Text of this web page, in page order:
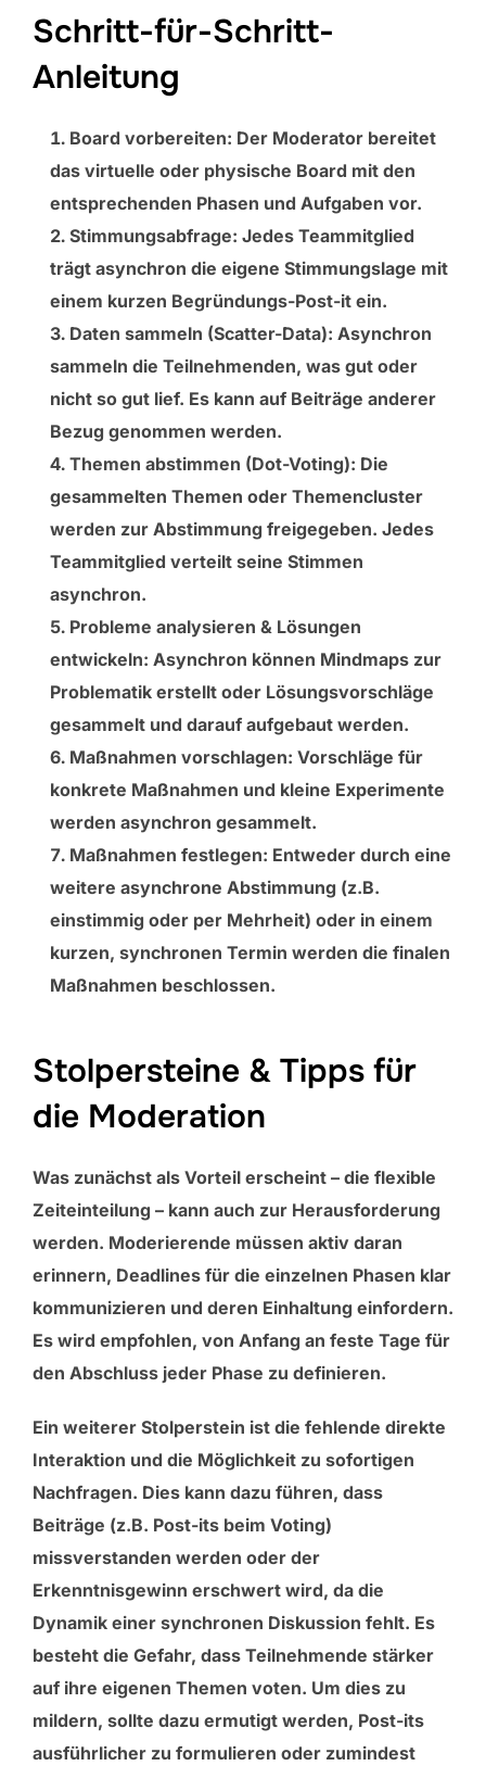
Schritt-für-Schritt-
Anleitung
Board vorbereiten: Der Moderator bereitet
das virtuelle oder physische Board mit den
entsprechenden Phasen und Aufgaben vor.
Stimmungsabfrage: Jedes Teammitglied
trägt asynchron die eigene Stimmungslage mit
einem kurzen Begründungs-Post-it ein.
Daten sammeln (Scatter-Data): Asynchron
sammeln die Teilnehmenden, was gut oder
nicht so gut lief. Es kann auf Beiträge anderer
Bezug genommen werden.
Themen abstimmen (Dot-Voting): Die
gesammelten Themen oder Themencluster
werden zur Abstimmung freigegeben. Jedes
Teammitglied verteilt seine Stimmen
asynchron.
Probleme analysieren & Lösungen
entwickeln: Asynchron können Mindmaps zur
Problematik erstellt oder Lösungsvorschläge
gesammelt und darauf aufgebaut werden.
Maßnahmen vorschlagen: Vorschläge für
konkrete Maßnahmen und kleine Experimente
werden asynchron gesammelt.
Maßnahmen festlegen: Entweder durch eine
weitere asynchrone Abstimmung (z.B.
einstimmig oder per Mehrheit) oder in einem
kurzen, synchronen Termin werden die finalen
Maßnahmen beschlossen.
Stolpersteine & Tipps für
die Moderation
Was zunächst als Vorteil erscheint – die flexible
Zeiteinteilung – kann auch zur Herausforderung
werden. Moderierende müssen aktiv daran
erinnern, Deadlines für die einzelnen Phasen klar
kommunizieren und deren Einhaltung einfordern.
Es wird empfohlen, von Anfang an feste Tage für
den Abschluss jeder Phase zu definieren.
Ein weiterer Stolperstein ist die fehlende direkte
Interaktion und die Möglichkeit zu sofortigen
Nachfragen. Dies kann dazu führen, dass
Beiträge (z.B. Post-its beim Voting)
missverstanden werden oder der
Erkenntnisgewinn erschwert wird, da die
Dynamik einer synchronen Diskussion fehlt. Es
besteht die Gefahr, dass Teilnehmende stärker
auf ihre eigenen Themen voten. Um dies zu
mildern, sollte dazu ermutigt werden, Post-its
ausführlicher zu formulieren oder zumindest